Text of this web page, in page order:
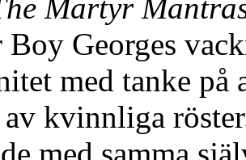
Martyr
Georges
med tanke på
kvinnliga